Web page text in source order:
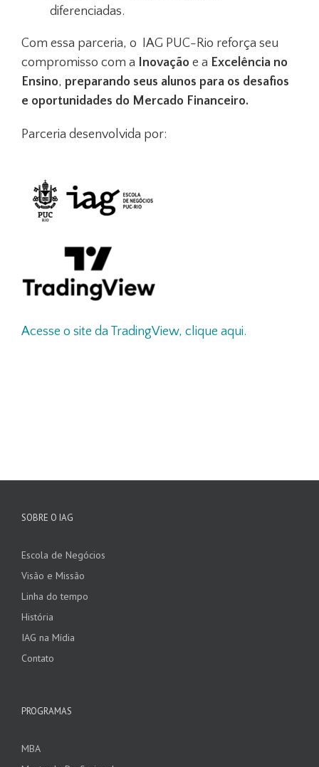
diferenciadas.
Com essa parceria, o IAG PUC-Rio reforça seu
compromisso com a Inovação e a Excelência no
Ensino, preparando seus alunos para os desafios
e oportunidades do Mercado Financeiro.
Parceria desenvolvida por:
Acesse o site da TradingView, clique aqui.
SOBRE O IAG
Escola de Negócios
Visão e Missão
Linha do tempo
História
IAG na Mídia
Contato
PROGRAMAS
MBA